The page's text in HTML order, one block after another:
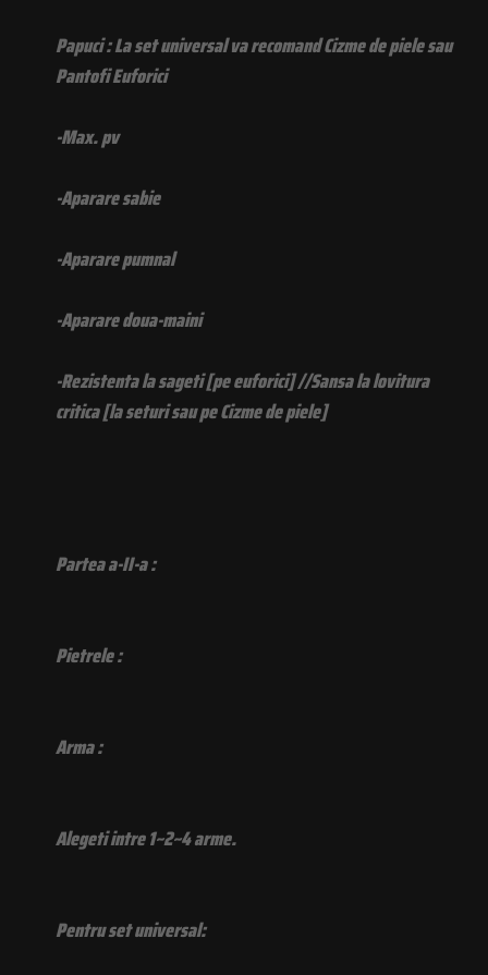
Papuci : La set universal va recomand Cizme de piele sau
Pantofi Euforici
-Max. pv
-Aparare sabie
-Aparare pumnal
-Aparare doua-maini
-Rezistenta la sageti [pe euforici] //Sansa la lovitura
critica [la seturi sau pe Cizme de piele]
Partea a-II-a :
Pietrele :
Arma :
Alegeti intre 1~2~4 arme.
Pentru set universal: